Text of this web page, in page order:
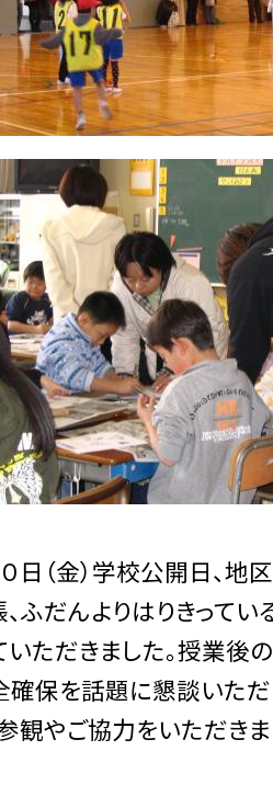
０日（金）学校公開日、
、ふだんよりはりきって
いただきました。授業後
確保を話題に懇談いただ
観やご協力をいただきま